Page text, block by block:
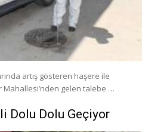
artış gösteren haşere ile
Mahallesi’nden gelen talebe …
Dolu Dolu Geçiyor